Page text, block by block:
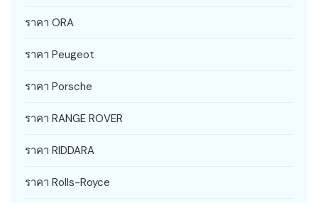
ราคา ORA
ราคา Peugeot
ราคา Porsche
ราคา RANGE ROVER
ราคา RIDDARA
ราคา Rolls-Royce